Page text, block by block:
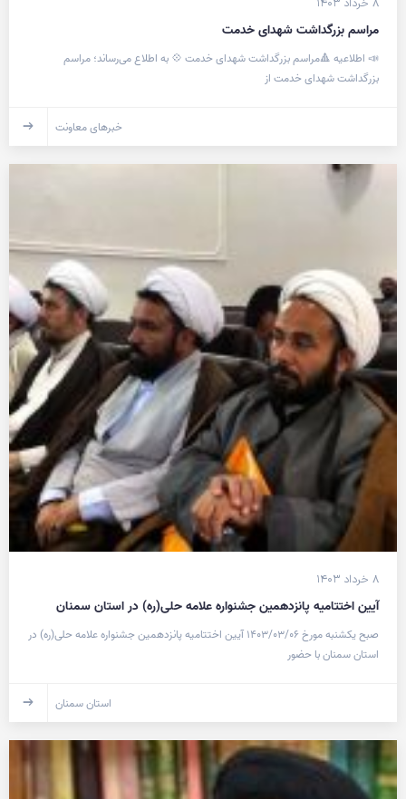
۸ خرداد ۱۴۰۳
مراسم بزرگداشت شهدای خدمت
📣 اطلاعیه 🔺مراسم بزرگداشت شهدای خدمت 💠 به اطلاع می‌رساند؛ مراسم
بزرگداشت شهدای خدمت از
خبرهای معاونت
۸ خرداد ۱۴۰۳
آیین اختتاميه پانزدهمین جشنواره علامه حلی(ره) در استان سمنان
صبح یکشنبه مورخ ۱۴۰۳/۰۳/۰۶ آیین اختتاميه پانزدهمین جشنواره علامه حلی(ره) در
استان سمنان با حضور
استان سمنان